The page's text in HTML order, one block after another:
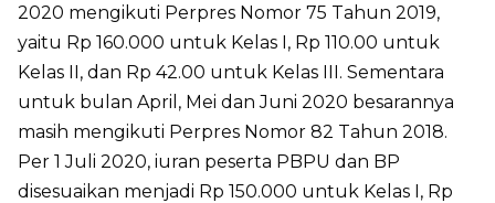
2020 mengikuti Perpres Nomor 75 Tahun 2019,
yaitu Rp 160.000 untuk Kelas I, Rp 110.00 untuk
Kelas II, dan Rp 42.00 untuk Kelas III. Sementara
untuk bulan April, Mei dan Juni 2020 besarannya
masih mengikuti Perpres Nomor 82 Tahun 2018.
Per 1 Juli 2020, iuran peserta PBPU dan BP
disesuaikan menjadi Rp 150.000 untuk Kelas I, Rp